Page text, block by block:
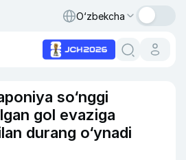
O‘zbekcha
so‘nggi
gol evaziga
durang o‘ynadi